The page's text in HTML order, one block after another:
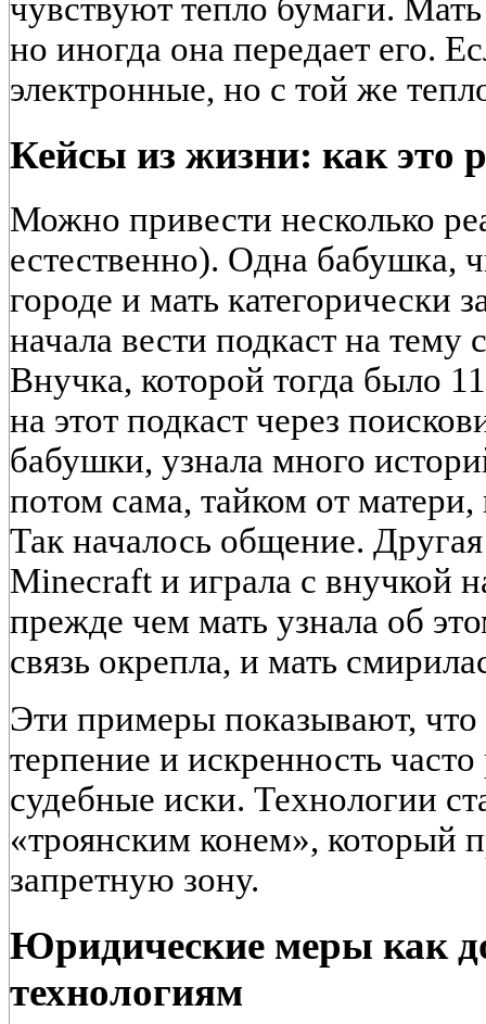
чувствуют тепло бумаги.
но иногда она передает его.
электронные, но с той же
Кейсы из жизни: как это
Можно привести несколько
естественно). Одна бабушка,
городе и мать категорически
начала вести подкаст на тему
Внучка, которой тогда было
на этот подкаст через
бабушки, узнала много
потом сама, тайком от
Так началось общение.
Minecraft и играла с внучкой
прежде чем мать узнала об
связь окрепла, и мать
Эти примеры показывают, что
терпение и искренность
судебные иски. Технологии
«троянским конем», который
запретную зону.
Юридические меры как
технологиям